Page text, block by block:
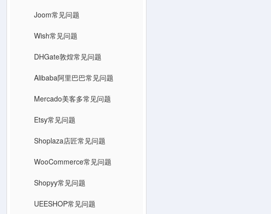
Joom常见问题
Wish常见问题
DHGate敦煌常见问题
Alibaba阿里巴巴常见问题
Mercado美客多常见问题
Etsy常见问题
Shoplaza店匠常见问题
WooCommerce常见问题
Shopyy常见问题
UEESHOP常见问题